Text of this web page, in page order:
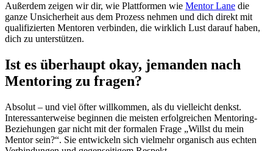
Außerdem zeigen wir dir, wie Plattformen wie Mentor Lane die
ganze Unsicherheit aus dem Prozess nehmen und dich direkt mit
qualifizierten Mentoren verbinden, die wirklich Lust darauf haben,
dich zu unterstützen.
Ist es überhaupt okay, jemanden nach
Mentoring zu fragen?
Absolut – und viel öfter willkommen, als du vielleicht denkst.
Interessanterweise beginnen die meisten erfolgreichen Mentoring-
Beziehungen gar nicht mit der formalen Frage „Willst du mein
Mentor sein?“. Sie entwickeln sich vielmehr organisch aus echten